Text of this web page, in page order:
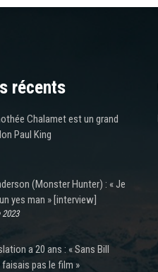
récents
Chalamet est un grand
Paul King
(Monster Hunter) : « Je
yes man » [interview]
2023
a 20 ans : « Sans Bill
faisais pas le film »